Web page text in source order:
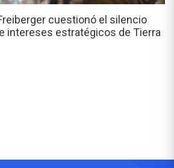
cuestionó el silencio
intereses estratégicos de Tierra